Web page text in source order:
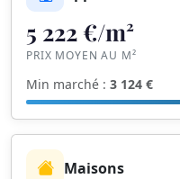
5 222 €/m²
PRIX MOYEN AU M²
Min marché : 3 124 €
Maisons